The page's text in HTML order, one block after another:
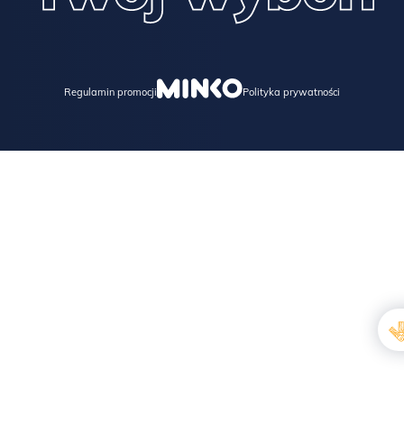
Regulamin promocji Polityka prywatności